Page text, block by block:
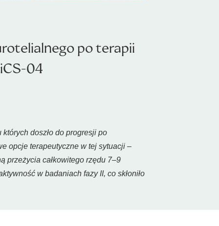
po terapii
04
doszło do progresji po
opcje terapeutyczne w tej sytuacji –
przeżycia całkowitego rzędu 7–9
w badaniach fazy II, co skłoniło